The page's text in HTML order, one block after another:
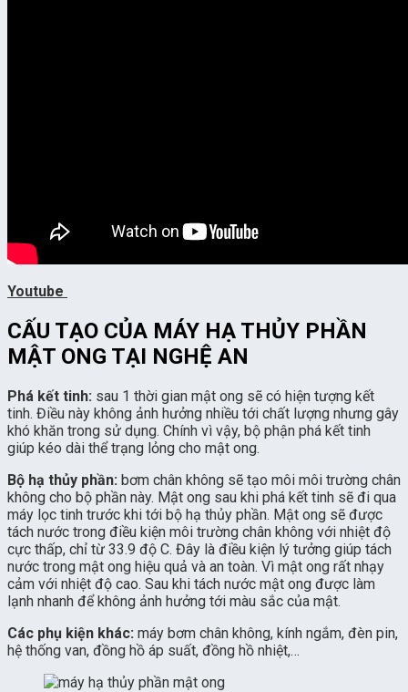
Youtube
CẤU TẠO CỦA MÁY HẠ THỦY PHẦN
MẬT ONG TẠI NGHỆ AN
Phá kết tinh: sau 1 thời gian mật ong sẽ có hiện tượng kết
tinh. Điều này không ảnh hưởng nhiều tới chất lượng nhưng gây
khó khăn trong sử dụng. Chính vì vậy, bộ phận phá kết tinh
giúp kéo dài thể trạng lỏng cho mật ong.
Bộ hạ thủy phần: bơm chân không sẽ tạo môi môi trường chân
không cho bộ phần này. Mật ong sau khi phá kết tinh sẽ đi qua
máy lọc tinh trước khi tới bộ hạ thủy phần. Mật ong sẽ được
tách nước trong điều kiện môi trường chân không với nhiệt độ
cực thấp, chỉ từ 33.9 độ C. Đây là điều kiện lý tưởng giúp tách
nước trong mật ong hiệu quả và an toàn. Vì mật ong rất nhạy
cảm với nhiệt độ cao. Sau khi tách nước mật ong được làm
lạnh nhanh để không ảnh hưởng tới màu sắc của mật.
Các phụ kiện khác: máy bơm chân không, kính ngắm, đèn pin,
hệ thống van, đồng hồ áp suất, đồng hồ nhiệt,…